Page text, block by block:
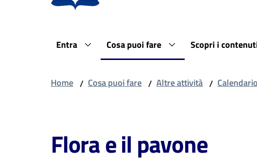
Entra Cosa puoi fare Scopri i
Home / Cosa puoi fare / Altre attività /
Flora e il pavone